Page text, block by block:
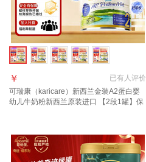
已有人评价
￥
可瑞康（karicare）新西兰金装A2蛋白婴
幼儿牛奶粉新西兰原装进口 【2段1罐】保